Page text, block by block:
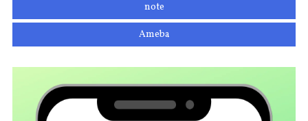
note
Ameba